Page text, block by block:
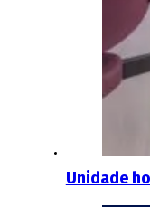
Unidade